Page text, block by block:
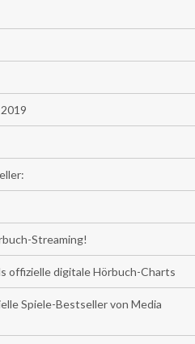
Streaming!
offizielle digitale Hörbuch-Charts
Spiele-Bestseller von Media